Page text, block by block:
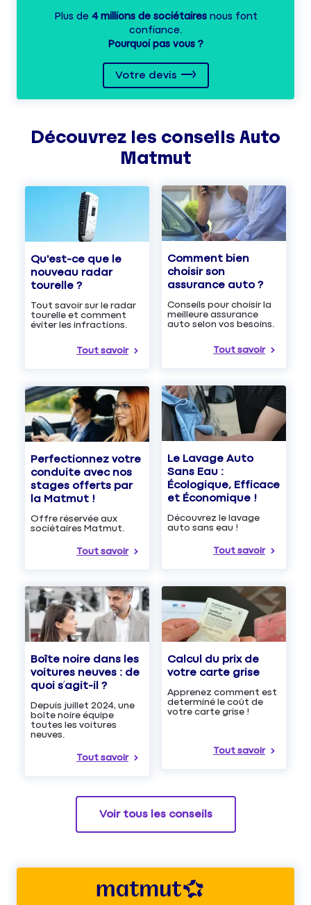
Plus de 4 millions de sociétairesnous font
confiance.
Pourquoi pas vous ?
Votre devis
Découvrez les conseils Auto
Matmut
Qu'est-ce que le
nouveau radar
tourelle ?
Tout savoir sur le radar
tourelle et comment
éviter les infractions.
Tout savoir
Comment bien
choisir son
assurance auto ?
Conseils pour choisir la
meilleure assurance
auto selon vos besoins.
Tout savoir
Perfectionnez votre
conduite avec nos
stages offerts par
la Matmut !
Offre réservée aux
sociétaires Matmut.
Tout savoir
Le Lavage Auto
Sans Eau :
Écologique, Efficace
et Économique !
Découvrez le lavage
auto sans eau !
Tout savoir
Boîte noire dans les
voitures neuves : de
quoi s’agit-il ?
Depuis juillet 2024, une
boîte noire équipe
toutes les voitures
neuves.
Tout savoir
Calcul du prix de
votre carte grise
Apprenez comment est
determiné le coût de
votre carte grise !
Tout savoir
Voir tous les conseils